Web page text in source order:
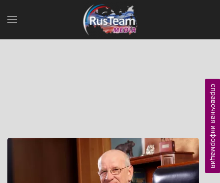
справочная информация